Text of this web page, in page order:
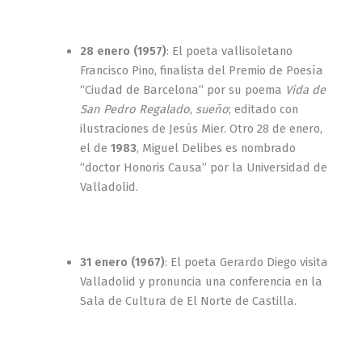
28 enero (1957): El poeta vallisoletano
Francisco Pino, finalista del Premio de Poesía
“Ciudad de Barcelona” por su poema Vida de
San Pedro Regalado, sueño; editado con
ilustraciones de Jesús Mier. Otro 28 de enero,
el de 1983, Miguel Delibes es nombrado
“doctor Honoris Causa” por la Universidad de
Valladolid.
31 enero (1967): El poeta Gerardo Diego visita
Valladolid y pronuncia una conferencia en la
Sala de Cultura de El Norte de Castilla.